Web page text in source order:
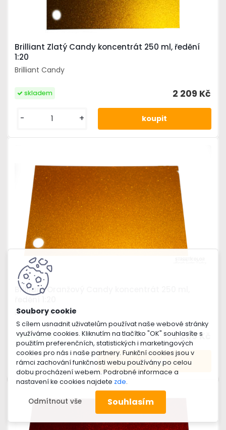
S cílem usnadnit uživatelům používat naše webové stránky
využíváme cookies. Kliknutím na tlačítko "OK" souhlasíte s
použitím preferenčních, statistických i marketingových
cookies pro nás i naše partnery. Funkční cookies jsou v
rámci zachování funkčnosti webu používány po celou
dobu procházení webem. Podrobné informace a
nastavení ke cookies najdete zde.
Odmítnout vše Souhlasím
Brilliant Zlatý Candy koncentrát 250 ml, ředění
1:20
Brilliant Candy
2 209 Kč
skladem
- +
Brilliant Oranžový Candy koncentrát 250 ml,
Brilliant Candy
2 209 Kč
skladem
- +